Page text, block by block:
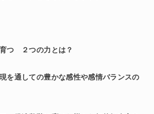
つ ２つの力とは？
を通しての豊かな感性や感情バランスの